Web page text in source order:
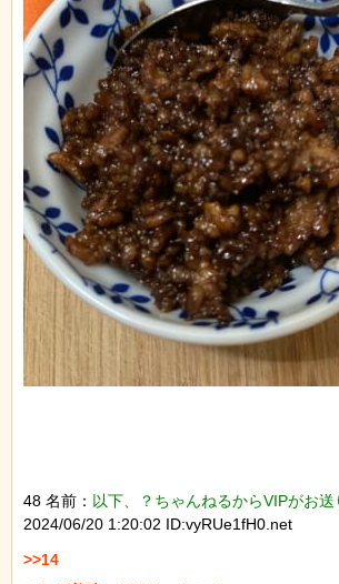
48 名前： 以下、？ちゃんねるからVIPがお送
2024/06/20 1:20:02 ID:vyRUe1fH0.net
>>14